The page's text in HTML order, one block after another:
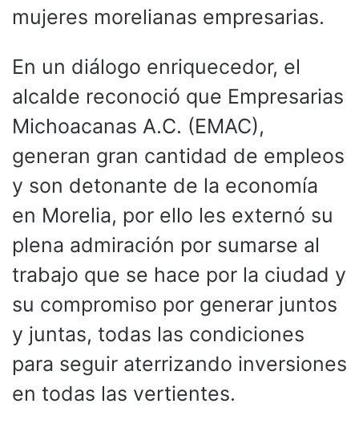
mujeres morelianas empresarias.
En un diálogo enriquecedor, el
alcalde reconoció que Empresarias
Michoacanas A.C. (EMAC),
generan gran cantidad de empleos
y son detonante de la economía
en Morelia, por ello les externó su
plena admiración por sumarse al
trabajo que se hace por la ciudad y
su compromiso por generar juntos
y juntas, todas las condiciones
para seguir aterrizando inversiones
en todas las vertientes.